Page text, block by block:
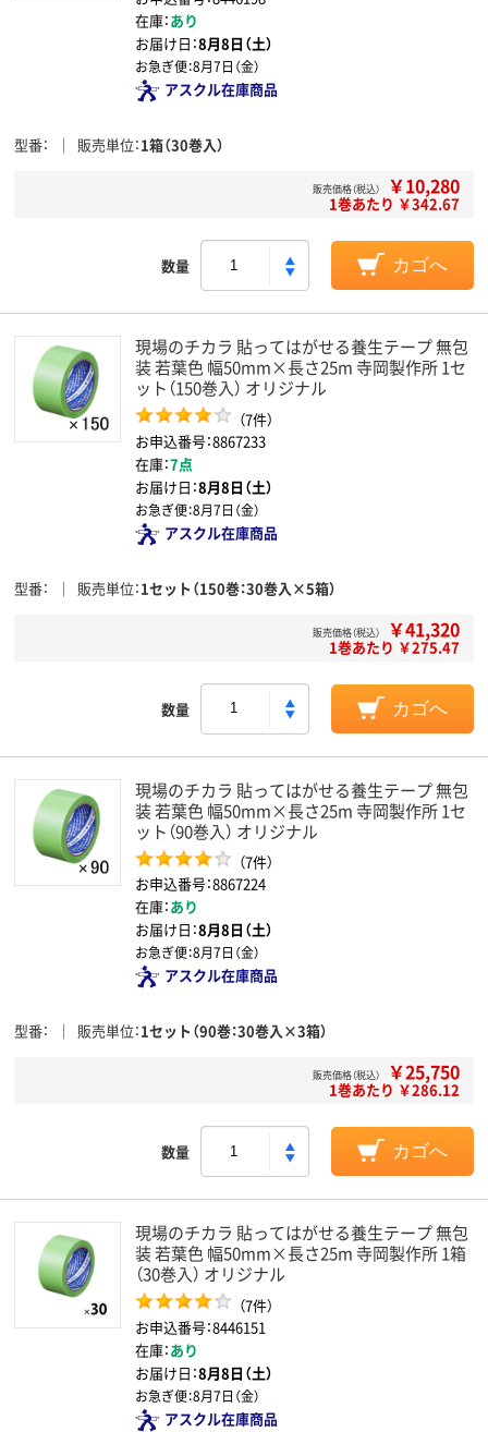
在庫：あり
お届け日：8月8日（土）
お急ぎ便：8月7日（金）
アスクル在庫商品
型番 販売単位 1箱（30巻入）
販売価格（税込） ￥10,280
1巻あたり ￥342.67
数量 カゴへ
現場のチカラ 貼ってはがせる養生テープ 無包
装 若葉色 幅50mm×長さ25m 寺岡製作所 1セ
ット（150巻入） オリジナル
（7件）
お申込番号：8867233
在庫：7点
お届け日：8月8日（土）
お急ぎ便：8月7日（金）
アスクル在庫商品
型番 販売単位 1セット（150巻：30巻入×5箱）
販売価格（税込） ￥41,320
1巻あたり ￥275.47
数量 カゴへ
現場のチカラ 貼ってはがせる養生テープ 無包
装 若葉色 幅50mm×長さ25m 寺岡製作所 1セ
ット（90巻入） オリジナル
（7件）
お申込番号：8867224
在庫：あり
お届け日：8月8日（土）
お急ぎ便：8月7日（金）
アスクル在庫商品
型番 販売単位 1セット（90巻：30巻入×3箱）
販売価格（税込） ￥25,750
1巻あたり ￥286.12
数量 カゴへ
現場のチカラ 貼ってはがせる養生テープ 無包
装 若葉色 幅50mm×長さ25m 寺岡製作所 1箱
（30巻入） オリジナル
（7件）
お申込番号：8446151
在庫：あり
お届け日：8月8日（土）
お急ぎ便：8月7日（金）
アスクル在庫商品